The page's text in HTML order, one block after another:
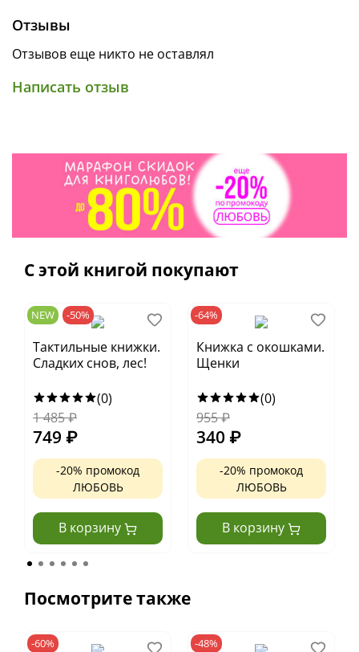
• Тактильная книжка-картинка для малышей
• 6 вставок из разных материалов
• Крупные яркие иллюстрации
• Развитие мелкой моторики
• Чудесное первое чтение
• Возраст 1+
Отзывы
Отзывов еще никто не оставлял
Написать отзыв
С этой книгой покупают
NEW -50%
Тактильные книжки.
Сладких снов, лес!
(0)
1 485₽
749 ₽
-20% промокод
ЛЮБОВЬ
В корзину
-64%
Книжка с окошками.
Щенки
(0)
955₽
340 ₽
-20% промокод
ЛЮБОВЬ
В корзину
Посмотрите также
-60% -48%